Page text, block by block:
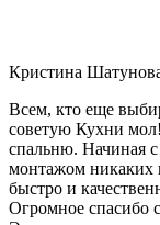
Кристина
Всем, кто еще
советую Кухни
спальню. Начиная с
монтажом никаких
быстро и
Огромное спасибо